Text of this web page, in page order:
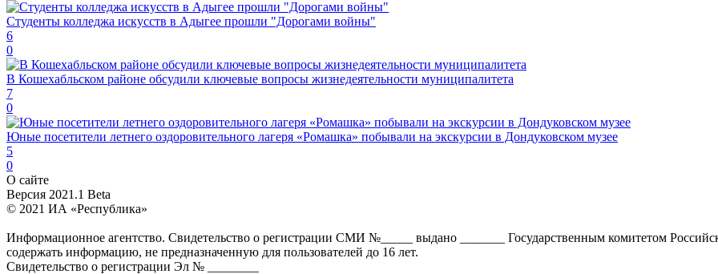
Студенты колледжа искусств в Адыгее прошли "Дорогами войны"
6
0
В Кошехабльском районе обсудили ключевые вопросы жизнедеятельности муниципалитета
7
0
Юные посетители летнего оздоровительного лагеря «Ромашка» побывали на экскурсии в Дондуковском музее
5
0
О сайте
Версия 2021.1 Beta
© 2021 ИА «Республика»
Информационное агентство. Свидетельство о регистрации СМИ №_____ выдано _______ Государственным комитетом
содержать информацию, не предназначенную для пользователей до 16 лет.
Свидетельство о регистрации Эл № ________